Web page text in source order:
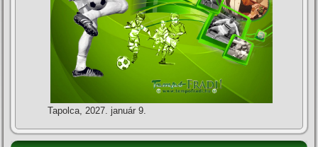
Tapolca, 2027. január 9.